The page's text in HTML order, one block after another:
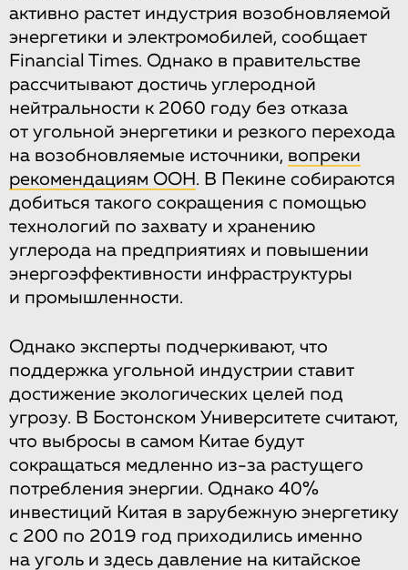
активно растет индустрия возобновляемой
энергетики и электромобилей, сообщает
Financial Times. Однако в правительстве
рассчитывают достичь углеродной
нейтральности к 2060 году без отказа
от угольной энергетики и резкого перехода
на возобновляемые источники, вопреки
рекомендациям ООН . В Пекине собираются
добиться такого сокращения с помощью
технологий по захвату и хранению
углерода на предприятиях и повышении
энергоэффективности инфраструктуры
и промышленности.
Однако эксперты подчеркивают, что
поддержка угольной индустрии ставит
достижение экологических целей под
угрозу. В Бостонском Университете считают,
что выбросы в самом Китае будут
сокращаться медленно из-за растущего
потребления энергии. Однако 40%
инвестиций Китая в зарубежную энергетику
с 200 по 2019 год приходились именно
на уголь и здесь давление на китайское